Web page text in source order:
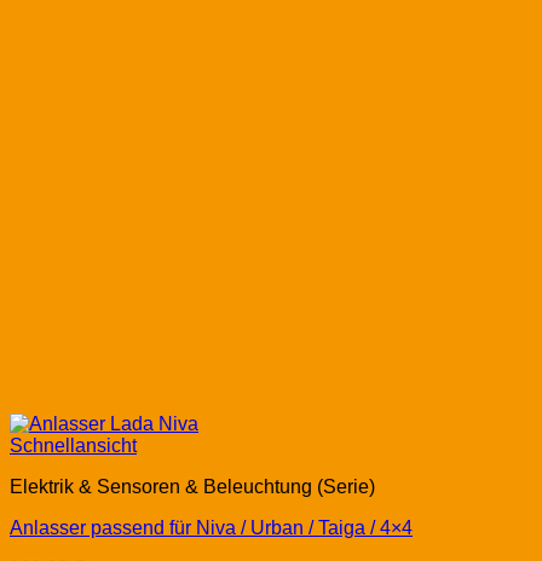
Schnellansicht
Elektrik & Sensoren & Beleuchtung (Serie)
Anlasser passend für Niva / Urban / Taiga / 4×4